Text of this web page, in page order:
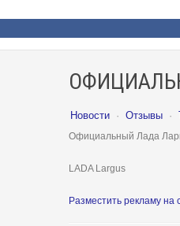
Новости · Отзывы ·
Официальный Лада
LADA Largus
Разместить рекламу на